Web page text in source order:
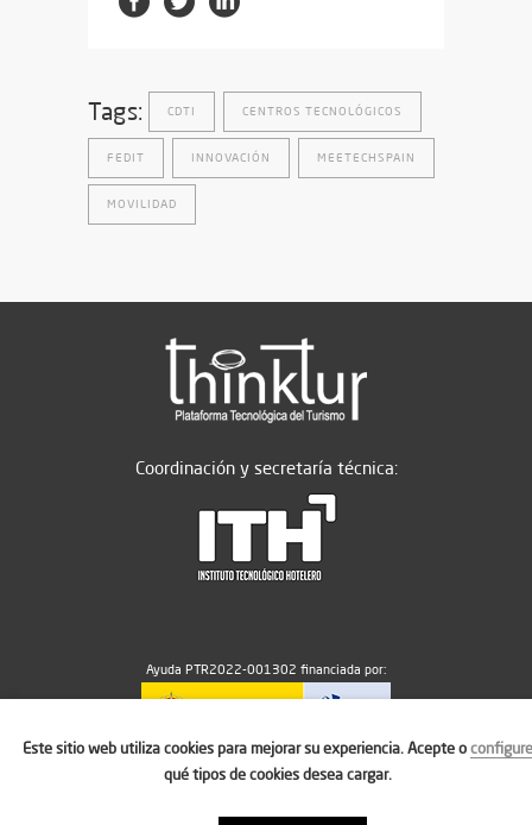
Tags: CDTI CENTROS TECNOLÓGICOS
FEDIT INNOVACIÓN MEETECHSPAIN
MOVILIDAD
Coordinación y secretaría técnica:
Ayuda PTR2022-001302 financiada por:
MICIU/AEI/10.13039/501100011033
Este sitio web utiliza cookies para mejorar su experiencia. Acepte oconfigure
qué tipos de cookies desea cargar.